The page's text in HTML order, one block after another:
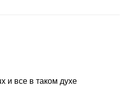
и все в таком духе